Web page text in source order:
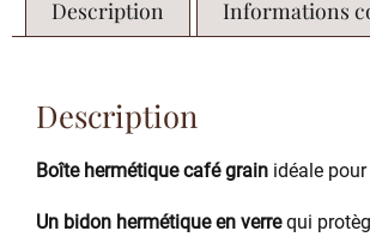
Description Informations
Description
Boîte hermétique café grain idéale
Un bidon hermétique en verrequi